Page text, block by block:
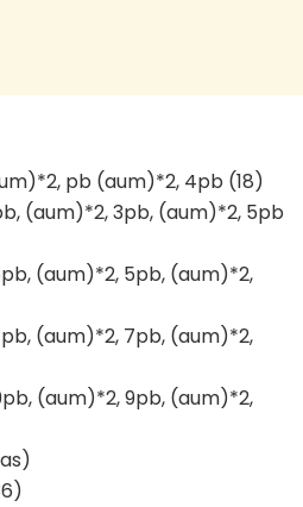
pb (aum)*2, 4pb (18)
(aum)*2, 3pb, (aum)*2, 5pb
(aum)*2, 5pb, (aum)*2,
(aum)*2, 7pb, (aum)*2,
(aum)*2, 9pb, (aum)*2,